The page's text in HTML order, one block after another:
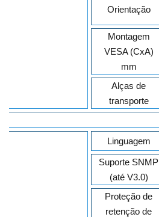
Orientação
Montagem
VESA (CxA)
mm
Alças de
transporte
Linguagem
Suporte SNMP
(até V3.0)
Proteção de
retenção de